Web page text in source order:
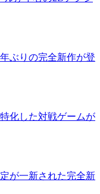
ぶりの完全新作が登
化した対戦ゲームが
が一新された完全新